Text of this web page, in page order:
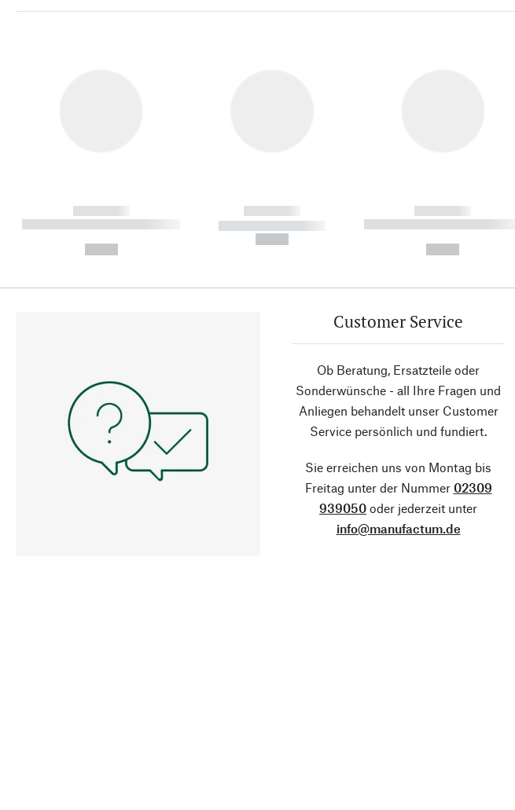
------------
----------- ----------- ----------
------------
----------- -----------
------------
----------- ----------- ----------
Customer Service
Ob Beratung, Ersatzteile oder
Sonderwünsche - all Ihre Fragen und
Anliegen behandelt unser Customer
Service persönlich und fundiert.
Sie erreichen uns von Montag bis
Freitag unter der Nummer 02309
939050 oder jederzeit unter
info@manufactum.de